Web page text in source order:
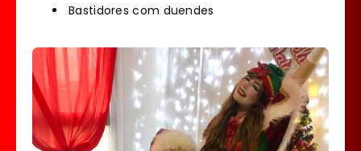
Bastidores com duendes